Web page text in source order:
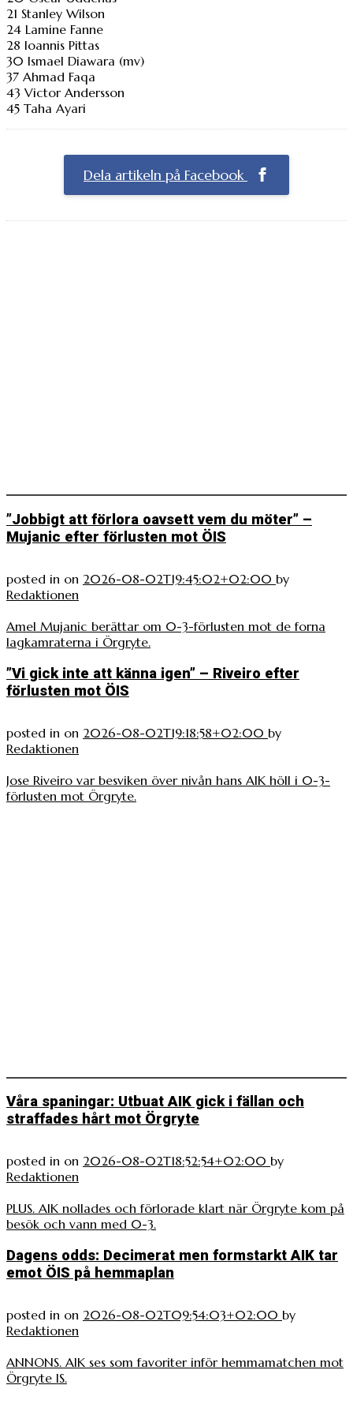
21 Stanley Wilson
24 Lamine Fanne
28 Ioannis Pittas
30 Ismael Diawara (mv)
37 Ahmad Faqa
43 Victor Andersson
45 Taha Ayari
Dela artikeln på Facebook
”Jobbigt att förlora oavsett vem du möter” –
Mujanic efter förlusten mot ÖIS
posted in on 2026-08-02T19:45:02+02:00 by
Redaktionen
Amel Mujanic berättar om 0-3-förlusten mot de forna
lagkamraterna i Örgryte.
”Vi gick inte att känna igen” – Riveiro efter
förlusten mot ÖIS
posted in on 2026-08-02T19:18:58+02:00 by
Redaktionen
Jose Riveiro var besviken över nivån hans AIK höll i 0-3-
förlusten mot Örgryte.
Våra spaningar: Utbuat AIK gick i fällan och
straffades hårt mot Örgryte
posted in on 2026-08-02T18:52:54+02:00 by
Redaktionen
PLUS. AIK nollades och förlorade klart när Örgryte kom på
besök och vann med 0-3.
Dagens odds: Decimerat men formstarkt AIK tar
emot ÖIS på hemmaplan
posted in on 2026-08-02T09:54:03+02:00 by
Redaktionen
ANNONS. AIK ses som favoriter inför hemmamatchen mot
Örgryte IS.